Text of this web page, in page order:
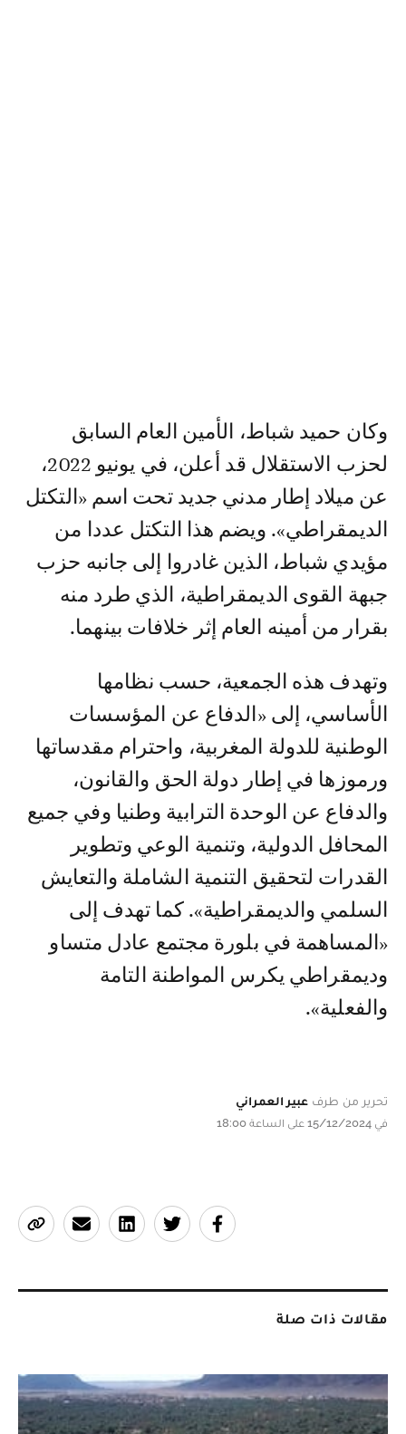
وكان حميد شباط، الأمين العام السابق
لحزب الاستقلال قد أعلن، في يونيو 2022،
عن ميلاد إطار مدني جديد تحت اسم «التكتل
الديمقراطي». ويضم هذا التكتل عددا من
مؤيدي شباط، الذين غادروا إلى جانبه حزب
جبهة القوى الديمقراطية، الذي طرد منه
بقرار من أمينه العام إثر خلافات بينهما.
وتهدف هذه الجمعية، حسب نظامها
الأساسي، إلى «الدفاع عن المؤسسات
الوطنية للدولة المغربية، واحترام مقدساتها
ورموزها في إطار دولة الحق والقانون،
والدفاع عن الوحدة الترابية وطنيا وفي جميع
المحافل الدولية، وتنمية الوعي وتطوير
القدرات لتحقيق التنمية الشاملة والتعايش
السلمي والديمقراطية». كما تهدف إلى
«المساهمة في بلورة مجتمع عادل متساو
وديمقراطي يكرس المواطنة التامة
والفعلية».
تحرير من طرف عبير العمراني
في 15/12/2024 على الساعة 18:00
مقالات ذات صلة